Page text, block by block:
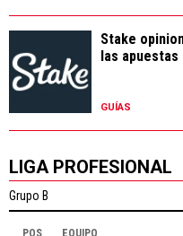
Stake
las
GUÍAS
LIGA PROFESIONAL